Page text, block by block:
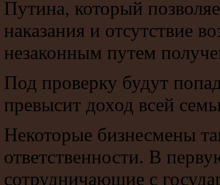
Путина, который
наказания и отсутствие
незаконным путем
Под проверку будут
превысит доход всей
Некоторые бизнесмены
ответственности. В
сотрудничающие с